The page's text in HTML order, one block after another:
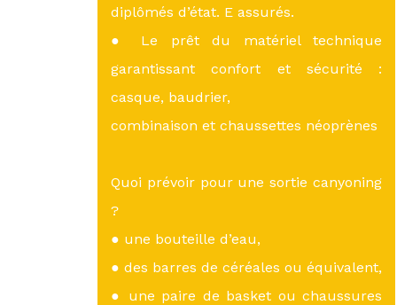
diplômés d’état. E assurés.
● Le prêt du matériel technique
garantissant confort et sécurité :
casque, baudrier,
combinaison et chaussettes néoprènes
Quoi prévoir pour une sortie canyoning
?
● une bouteille d’eau,
● des barres de céréales ou équivalent,
● une paire de basket ou chaussures